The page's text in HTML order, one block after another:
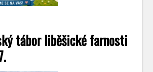
tábor liběšické farnosti